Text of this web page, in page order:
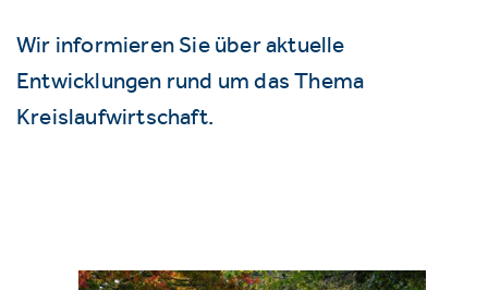
Wir informieren Sie über aktuelle
Entwicklungen rund um das Thema
Kreislaufwirtschaft.